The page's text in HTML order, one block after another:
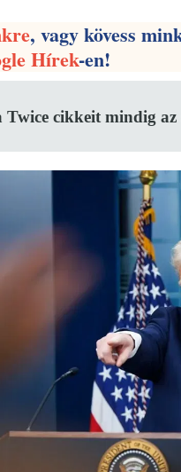
, vagy kövess
Hírek-en!
cikkeit mindig az